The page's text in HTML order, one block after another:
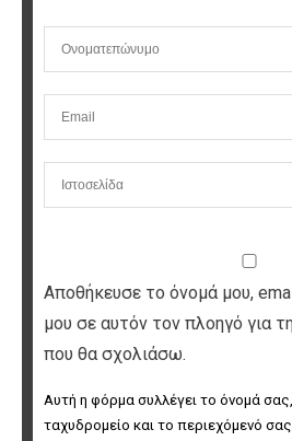
Αποθήκευσε το όνομά μου,
μου σε αυτόν τον πλοηγό για
που θα σχολιάσω.
Αυτή η φόρμα συλλέγει το όνομά
ταχυδρομείο και το περιεχόμενό